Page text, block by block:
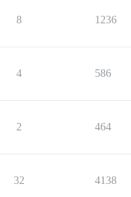
8 1236
4 586
2 464
32 4138